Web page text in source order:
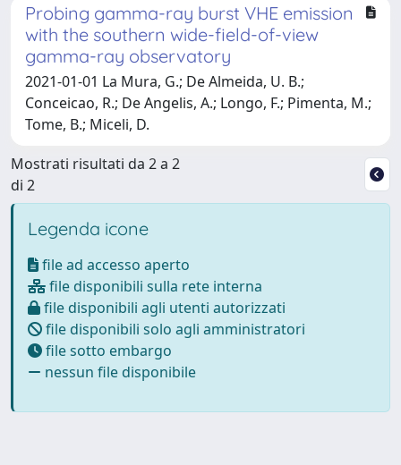
Probing gamma-ray burst VHE emission
with the southern wide-field-of-view
gamma-ray observatory
2021-01-01 La Mura, G.; De Almeida, U. B.;
Conceicao, R.; De Angelis, A.; Longo, F.; Pimenta, M.;
Tome, B.; Miceli, D.
Mostrati risultati da 2 a 2
di 2
Legenda icone
file ad accesso aperto
file disponibili sulla rete interna
file disponibili agli utenti autorizzati
file disponibili solo agli amministratori
file sotto embargo
nessun file disponibile